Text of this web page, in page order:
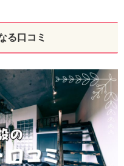
る口コミ